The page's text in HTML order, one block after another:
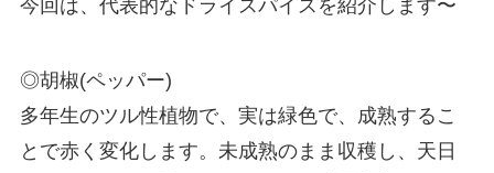
今回は、代表的なドライスパイスを紹介します〜
◎胡椒(ペッパー)
多年生のツル性植物で、実は緑色で、成熟するこ
とで赤く変化します。未成熟のまま収穫し、天日